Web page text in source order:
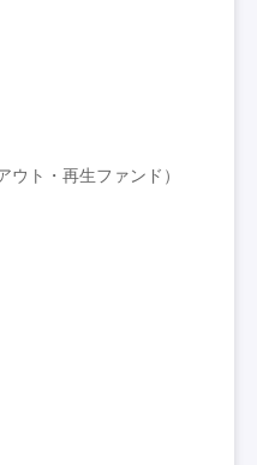
ト・再生ファンド）